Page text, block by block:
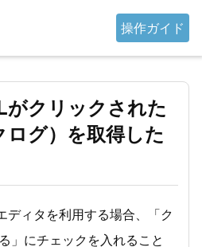
操作ガイド
がクリックされた
グ）を取得した
ディタを利用する場合、「ク
」にチェックを入れること